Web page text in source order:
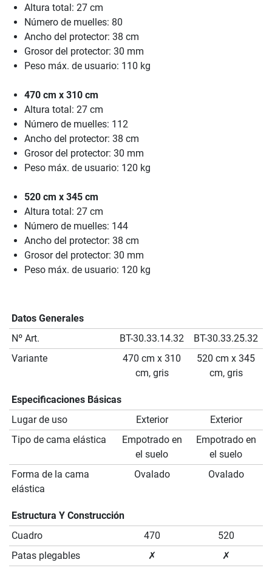
Altura total: 27 cm
Número de muelles: 80
Ancho del protector: 38 cm
Grosor del protector: 30 mm
Peso máx. de usuario: 110 kg
470 cm x 310 cm
Altura total: 27 cm
Número de muelles: 112
Ancho del protector: 38 cm
Grosor del protector: 30 mm
Peso máx. de usuario: 120 kg
520 cm x 345 cm
Altura total: 27 cm
Número de muelles: 144
Ancho del protector: 38 cm
Grosor del protector: 30 mm
Peso máx. de usuario: 120 kg
Datos Generales
Nº Art.
BT-30.33.14.32
BT-30.33.25.32
Variante
470 cm x 310
cm, gris
520 cm x 345
cm, gris
Especificaciones Básicas
Lugar de uso
Exterior
Exterior
Tipo de cama elástica
Empotrado en
el suelo
Empotrado en
el suelo
Forma de la cama
elástica
Ovalado Ovalado
Estructura Y Construcción
Cuadro
470
520
Patas plegables
✗ ✗